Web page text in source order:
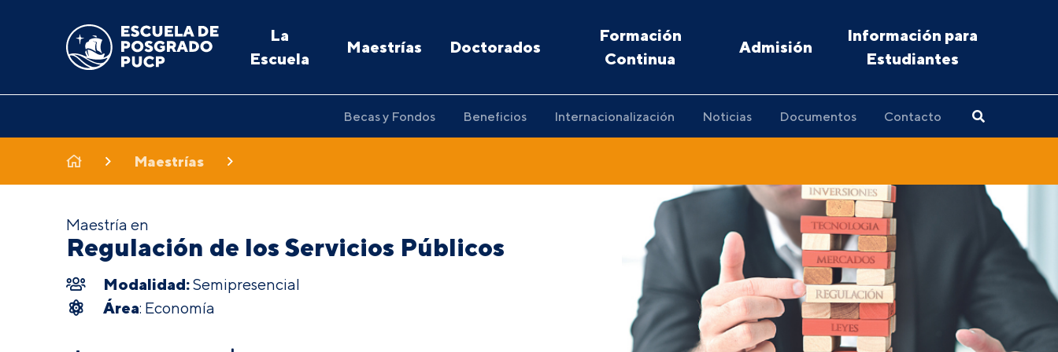
La
Escuela
Maestrías Doctorados
Formación
Continua
Admisión
Información para
Estudiantes
Becas y Fondos Beneficios Internacionalización Noticias Documentos Contacto
Maestrías
Maestría en
Regulación de los Servicios Públicos
Modalidad:Semipresencial
Área: Economía